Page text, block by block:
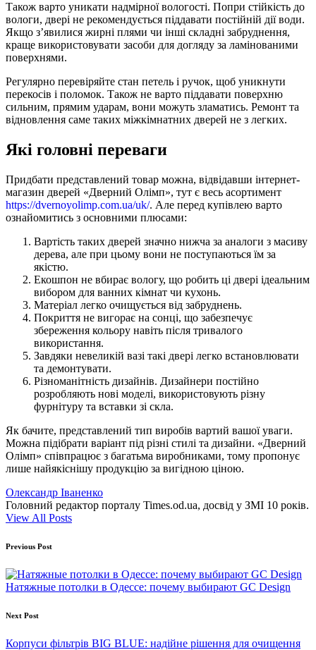
Також варто уникати надмірної вологості. Попри стійкість до
вологи, двері не рекомендується піддавати постійній дії води.
Якщо з’явилися жирні плями чи інші складні забруднення,
краще використовувати засоби для догляду за ламінованими
поверхнями.
Регулярно перевіряйте стан петель і ручок, щоб уникнути
перекосів і поломок. Також не варто піддавати поверхню
сильним, прямим ударам, вони можуть зламатись. Ремонт та
відновлення саме таких міжкімнатних дверей не з легких.
Які головні переваги
Придбати представлений товар можна, відвідавши інтернет-
магазин дверей «Дверний Олімп», тут є весь асортимент
https://dvernoyolimp.com.ua/uk/. Але перед купівлею варто
ознайомитись з основними плюсами:
Вартість таких дверей значно нижча за аналоги з масиву
дерева, але при цьому вони не поступаються їм за
якістю.
Екошпон не вбирає вологу, що робить ці двері ідеальним
вибором для ванних кімнат чи кухонь.
Матеріал легко очищується від забруднень.
Покриття не вигорає на сонці, що забезпечує
збереження кольору навіть після тривалого
використання.
Завдяки невеликій вазі такі двері легко встановлювати
та демонтувати.
Різноманітність дизайнів. Дизайнери постійно
розробляють нові моделі, використовують різну
фурнітуру та вставки зі скла.
Як бачите, представлений тип виробів вартий вашої уваги.
Можна підібрати варіант під різні стилі та дизайни. «Дверний
Олімп» співпрацює з багатьма виробниками, тому пропонує
лише найякіснішу продукцію за вигідною ціною.
Олександр Іваненко
Головний редактор порталу Times.od.ua, досвід у ЗМІ 10 років.
View All Posts
Post
navigation
Previous Post
Натяжные потолки в Одессе: почему выбирают GC Design
Next Post
Корпуси фільтрів BIG BLUE: надійне рішення для очищення